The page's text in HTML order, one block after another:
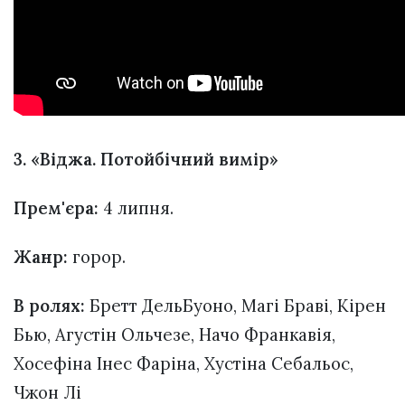
3. «Віджа. Потойбічний вимір»
Прем'єра: 4 липня.
Жанр: горор.
В ролях: Бретт ДельБуоно, Магі Браві, Кірен
Бью, Агустін Ольчезе, Начо Франкавія,
Хосефіна Інес Фаріна, Хустіна Себальос,
Чжон Лі